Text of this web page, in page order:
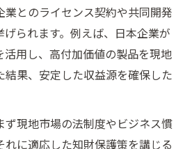
業とのライセンス契約や共同開発
られます。例えば、日本企業が
活用し、高付加価値の製品を現地
結果、安定した収益源を確保した
ず現地市場の法制度やビジネス慣
に適応した知財保護策を講じる